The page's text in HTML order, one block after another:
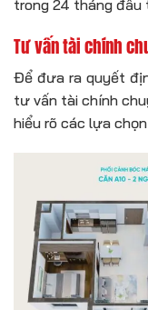
trong 24 tháng đầu
Tư vấn tài chính
Để đưa ra quyết
tư vấn tài chính
hiểu rõ các lựa